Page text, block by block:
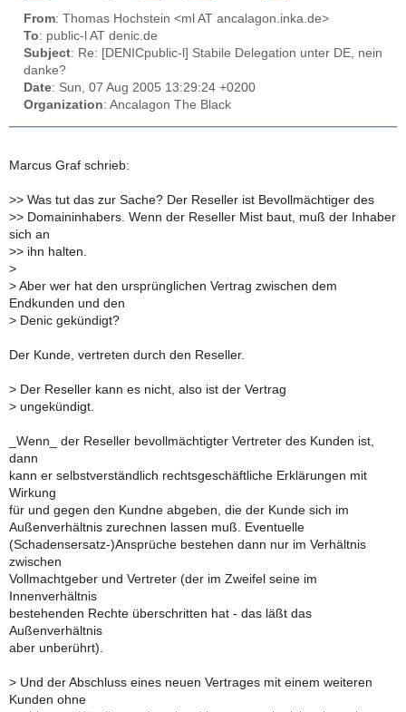
From: Thomas Hochstein <ml AT ancalagon.inka.de>
To: public-l AT denic.de
Subject: Re: [DENICpublic-l] Stabile Delegation unter DE, nein
danke?
Date: Sun, 07 Aug 2005 13:29:24 +0200
Organization: Ancalagon The Black
Marcus Graf schrieb:
>> Was tut das zur Sache? Der Reseller ist Bevollmächtiger des
>> Domaininhabers. Wenn der Reseller Mist baut, muß der Inhaber
sich an
>> ihn halten.
>
> Aber wer hat den ursprünglichen Vertrag zwischen dem
Endkunden und den
> Denic gekündigt?
Der Kunde, vertreten durch den Reseller.
> Der Reseller kann es nicht, also ist der Vertrag
> ungekündigt.
_Wenn_ der Reseller bevollmächtigter Vertreter des Kunden ist,
dann
kann er selbstverständlich rechtsgeschäftliche Erklärungen mit
Wirkung
für und gegen den Kundne abgeben, die der Kunde sich im
Außenverhältnis zurechnen lassen muß. Eventuelle
(Schadensersatz-)Ansprüche bestehen dann nur im Verhältnis
zwischen
Vollmachtgeber und Vertreter (der im Zweifel seine im
Innenverhältnis
bestehenden Rechte überschritten hat - das läßt das
Außenverhältnis
aber unberührt).
> Und der Abschluss eines neuen Vertrages mit einem weiteren
Kunden ohne